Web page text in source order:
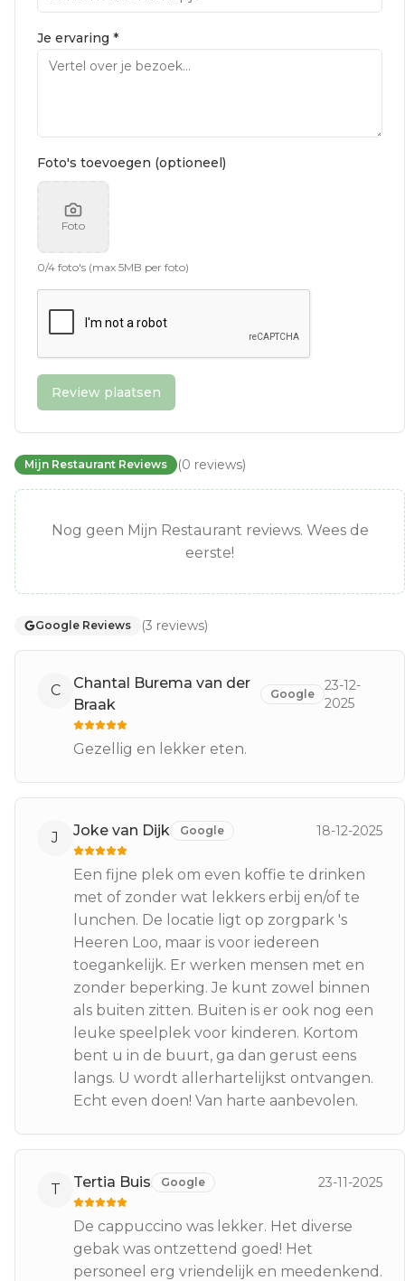
Je ervaring *
Foto's toevoegen (optioneel)
Foto
0/4 foto's (max 5MB per foto)
Review plaatsen
Mijn Restaurant Reviews (0 reviews)
Nog geen Mijn Restaurant reviews. Wees de
eerste!
Google Reviews (3 reviews)
C
Chantal Burema van der
Braak
Google
23-12-
2025
Gezellig en lekker eten.
J Joke van Dijk Google 18-12-2025
Een fijne plek om even koffie te drinken
met of zonder wat lekkers erbij en/of te
lunchen. De locatie ligt op zorgpark 's
Heeren Loo, maar is voor iedereen
toegankelijk. Er werken mensen met en
zonder beperking. Je kunt zowel binnen
als buiten zitten. Buiten is er ook nog een
leuke speelplek voor kinderen. Kortom
bent u in de buurt, ga dan gerust eens
langs. U wordt allerhartelijkst ontvangen.
Echt even doen! Van harte aanbevolen.
T Tertia Buis Google 23-11-2025
De cappuccino was lekker. Het diverse
gebak was ontzettend goed! Het
personeel erg vriendelijk en meedenkend.